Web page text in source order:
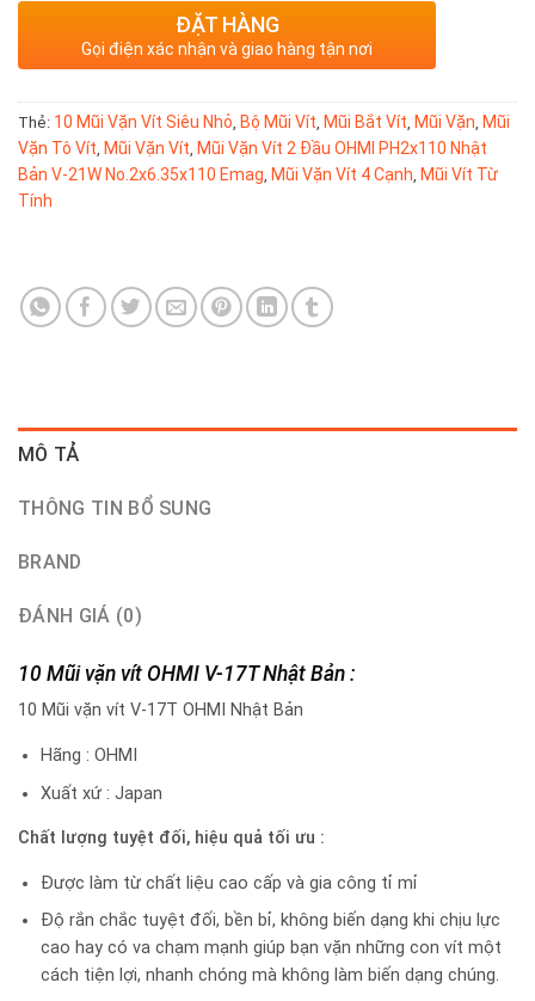
ĐẶT HÀNG
Gọi điện xác nhận và giao hàng tận nơi
Thẻ: 10 Mũi Vặn Vít Siêu Nhỏ Bộ Mũi Vít Mũi Bắt Vít Mũi Vặn Mũi
Vặn Tô Vít Mũi Vặn Vít Mũi Vặn Vít 2 Đầu OHMI PH2x110 Nhật
Bản V-21W No.2x6.35x110 Emag Mũi Vặn Vít 4 Cạnh Mũi Vít Từ
Tính
MÔ TẢ
THÔNG TIN BỔ SUNG
BRAND
ĐÁNH GIÁ (0)
10 Mũi vặn vít OHMI V-17T Nhật Bản :
10 Mũi vặn vít V-17T OHMI Nhật Bản
Hãng : OHMI
Xuất xứ : Japan
Chất lượng tuyệt đối, hiệu quả tối ưu :
Được làm từ chất liệu cao cấp và gia công tỉ mỉ
Độ rắn chắc tuyệt đối, bền bỉ, không biến dạng khi chịu lực
cao hay có va chạm mạnh giúp bạn vặn những con vít một
cách tiện lợi, nhanh chóng mà không làm biến dạng chúng.